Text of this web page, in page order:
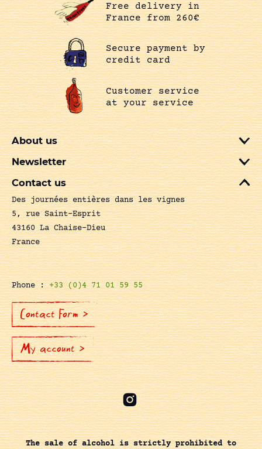
Free delivery in
France from 260€
Secure payment by
credit card
Customer service
at your service
About us
Newsletter
Contact us
Des journées entières dans les vignes
5, rue Saint-Esprit
43160 La Chaise-Dieu
France
Phone :+33 (0)4 71 01 59 55
Contact Form >
My account >
The sale of alcohol is strictly prohibited to